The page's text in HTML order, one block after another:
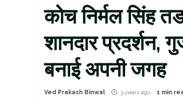
कोच निर्मल सिंह
शानदार प्रदर्शन,
बनाई अपनी जगह
Ved Prakash Binwal 3 years ago 1 min